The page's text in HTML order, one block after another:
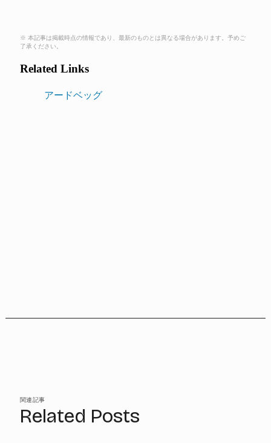
※ 本記事は掲載時点の情報であり、最新のものとは異なる場合があります。予めご
了承ください。
Related Links
アードベッグ
関連記事
Related Posts